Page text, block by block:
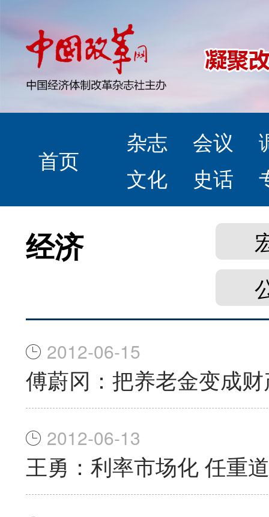
首页
杂志 会议
文化
史话
经济
2012-06-15
傅蔚冈：把养老金变成
2012-06-13
王勇：利率市场化 任重